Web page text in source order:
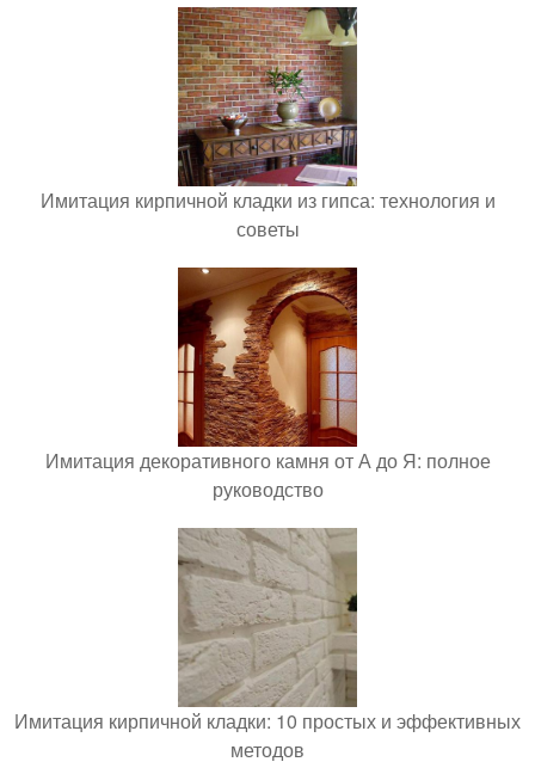
Имитация кирпичной кладки из гипса: технология и
советы
Имитация декоративного камня от А до Я: полное
руководство
Имитация кирпичной кладки: 10 простых и эффективных
методов